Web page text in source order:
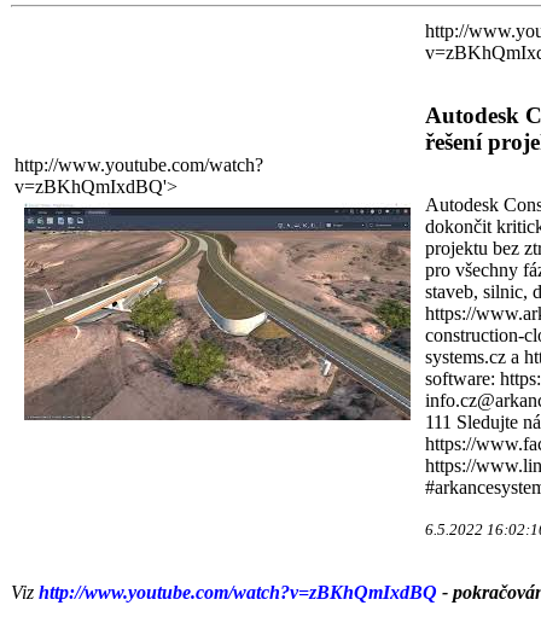
http://www.youtube.com/watch?
v=zBKhQmIxdBQ'>
http://
Autodesk
řešení
Autodesk
dokončit
projektu bez
pro všechny
staveb, silnic,
https://
construction-
systems.cz a
software:
111 Sledujte
https://
https://
6.5.2022
Viz http://www.youtube.com/watch?v=zBKhQmIxdBQ -